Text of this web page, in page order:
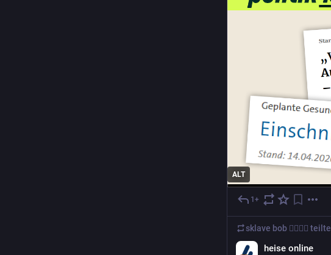
ALT
1+
sklave bob 🏳️‍🌈🖤🔐 teilte
heise online